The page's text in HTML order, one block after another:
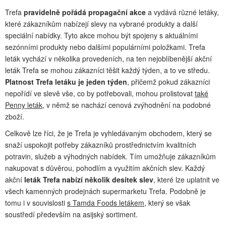
Trefa pravidelně pořádá propagační akce a vydává různé letáky,
které zákazníkům nabízejí slevy na vybrané produkty a další
speciální nabídky. Tyto akce mohou být spojeny s aktuálními
sezónními produkty nebo dalšími populárními položkami. Trefa
leták vychází v několika provedeních, na ten nejoblíbenější akční
leták Trefa se mohou zákazníci těšit každý týden, a to ve středu.
Platnost Trefa letáku je jeden týden, přičemž pokud zákazníci
nepořídí ve slevě vše, co by potřebovali, mohou prolistovat také
Penny leták, v němž se nachází cenová zvýhodnění na podobné
zboží.
Celkově lze říci, že je Trefa je vyhledávaným obchodem, který se
snaží uspokojit potřeby zákazníků prostřednictvím kvalitních
potravin, služeb a výhodných nabídek. Tím umožňuje zákazníkům
nakupovat s důvěrou, pohodlím a využitím akčních slev. Každý
akční leták Trefa nabízí několik desítek slev, které lze uplatnit ve
všech kamenných prodejnách supermarketu Trefa. Podobně je
tomu i v souvislosti s Tamda Foods letákem, který se však
soustředí především na asijský sortiment.